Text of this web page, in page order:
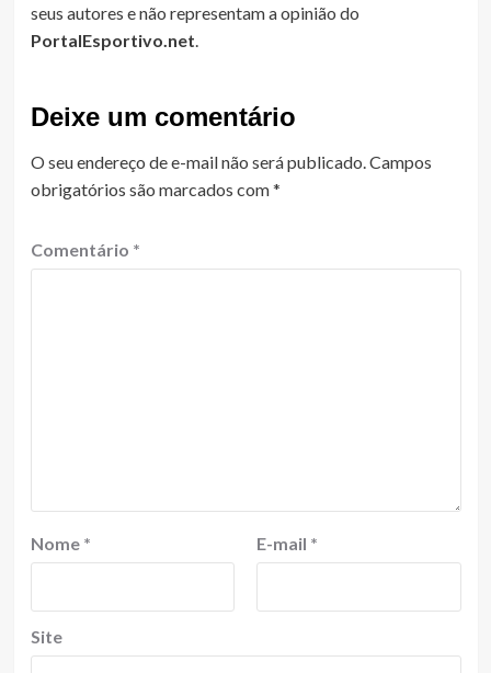
seus autores e não representam a opinião do
PortalEsportivo.net.
Deixe um comentário
O seu endereço de e-mail não será publicado.Campos
obrigatórios são marcados com*
Comentário *
Nome * E-mail *
Site